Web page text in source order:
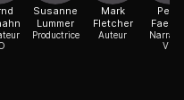
Susanne
Lummer
Productrice
Mark
Fletcher
Auteur
Peter
VO